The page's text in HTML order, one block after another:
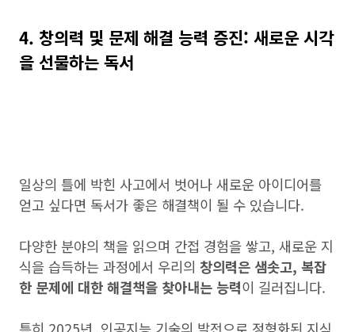
4. 창의력 및 문제 해결 능력 증진: 새로운 시각
을 선물하는 독서
일상의 틀에 박힌 사고에서 벗어나 새로운 아이디어를
얻고 싶다면 독서가 좋은 해결책이 될 수 있습니다.
다양한 분야의 책을 읽으며 간접 경험을 쌓고, 새로운 지
식을 습득하는 과정에서 우리의 창의력은 샘솟고, 복잡
한 문제에 대한 해결책을 찾아내는 능력이 길러집니다.